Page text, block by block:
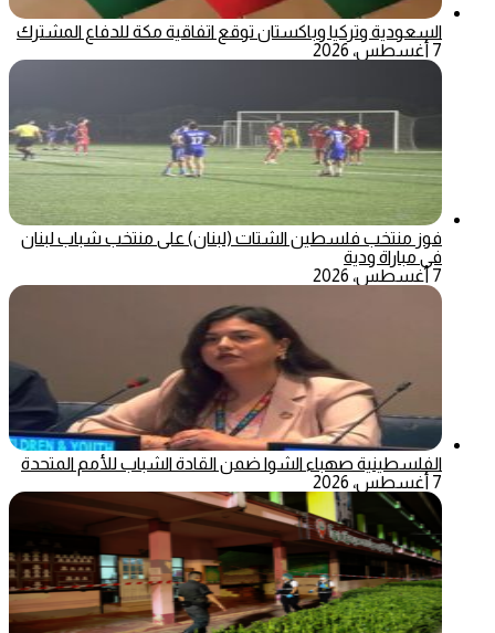
السعودية وتركيا وباكستان توقع اتفاقية مكة للدفاع المشترك
7 أغسطس، 2026
فوز منتخب فلسطين الشتات (لبنان) على منتخب شباب لبنان
في مباراة ودية
7 أغسطس، 2026
الفلسطينية صهباء الشوا ضمن القادة الشباب للأمم المتحدة
7 أغسطس، 2026